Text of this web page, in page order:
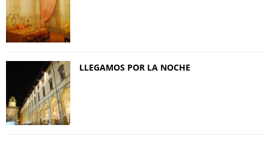
LLEGAMOS POR LA NOCHE